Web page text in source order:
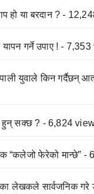
हो या बरदान ? -
गर्ने उपाए ! - 7,353
युवाले किन गर्दैछन्
हुन् सक्छ ? - 6,824
“कलेजो फेरेको मान्छे” -
लेखकले सार्वजनिक गरे